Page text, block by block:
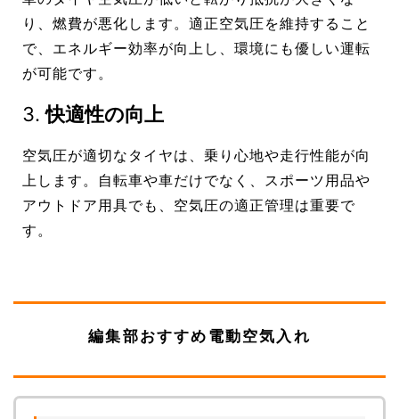
り、燃費が悪化します。適正空気圧を維持すること
で、エネルギー効率が向上し、環境にも優しい運転
が可能です。
3.快適性の向上
空気圧が適切なタイヤは、乗り心地や走行性能が向
上します。自転車や車だけでなく、スポーツ用品や
アウトドア用具でも、空気圧の適正管理は重要で
す。
編集部おすすめ電動空気入れ